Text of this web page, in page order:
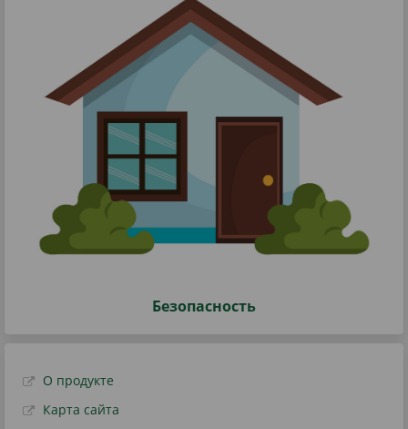
Безопасность
О продукте
Карта сайта